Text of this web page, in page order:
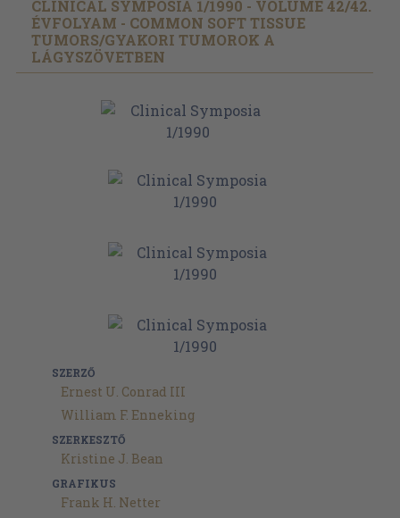
CLINICAL SYMPOSIA 1/1990 - VOLUME 42/42.
ÉVFOLYAM - COMMON SOFT TISSUE
TUMORS/GYAKORI TUMOROK A
LÁGYSZÖVETBEN
SZERZŐ
Ernest U. Conrad III
William F. Enneking
SZERKESZTŐ
Kristine J. Bean
GRAFIKUS
Frank H. Netter